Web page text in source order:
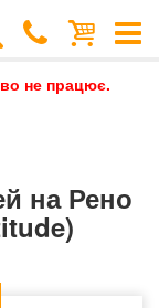
не працює.
на Рено